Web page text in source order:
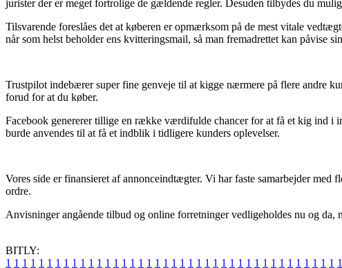
jurister der er meget fortrolige de gældende regler. Desuden tilbydes du
Tilsvarende foreslåes det at køberen er opmærksom på de mest vitale
når som helst beholder ens kvitteringsmail, så man fremadrettet kan
Trustpilot indebærer super fine genveje til at kigge nærmere på flere andre
forud for at du køber.
Facebook genererer tillige en række værdifulde chancer for at få et kig ind i
burde anvendes til at få et indblik i tidligere kunders oplevelser.
Vores side er finansieret af annonceindtægter. Vi har faste samarbejder
ordre.
Anvisninger angående tilbud og online forretninger vedligeholdes nu og
BITLY:
1 1 1 1 1 1 1 1 1 1 1 1 1 1 1 1 1 1 1 1 1 1 1 1 1 1 1 1 1 1 1 1 1 1 1 1 1 1 1 1 1